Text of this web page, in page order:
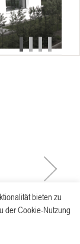
bieten zu
der Cookie-Nutzung